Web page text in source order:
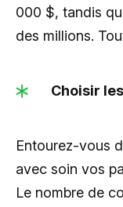
000 $, tandis
des millions.
Choisir
Entourez-vous
avec soin vos
Le nombre de